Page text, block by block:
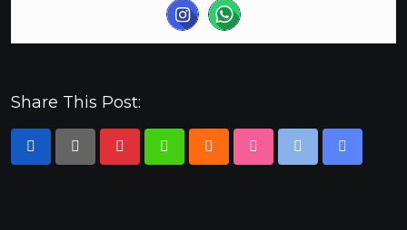
Share This Post: